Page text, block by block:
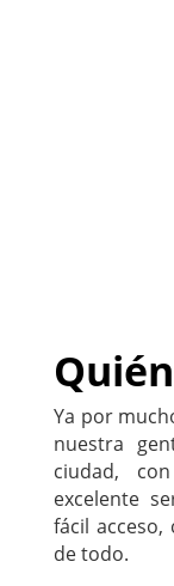
Ya por
nuestra
ciudad,
excelente
fácil acceso,
de todo.